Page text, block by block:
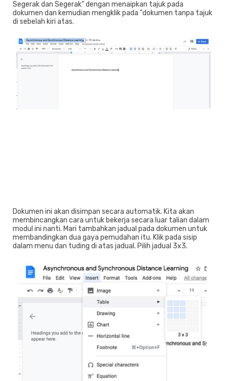
Segerak dan Segerak” dengan menaipkan tajuk pada
dokumen dan kemudian mengklik pada "dokumen tanpa tajuk
di sebelah kiri atas.
Dokumen ini akan disimpan secara automatik. Kita akan
membincangkan cara untuk bekerja secara luar talian dalam
modul ini nanti. Mari tambahkan jadual pada dokumen untuk
membandingkan dua gaya pemudahan itu. Klik pada sisip
dalam menu dan tuding di atas jadual. Pilih jadual 3x3.